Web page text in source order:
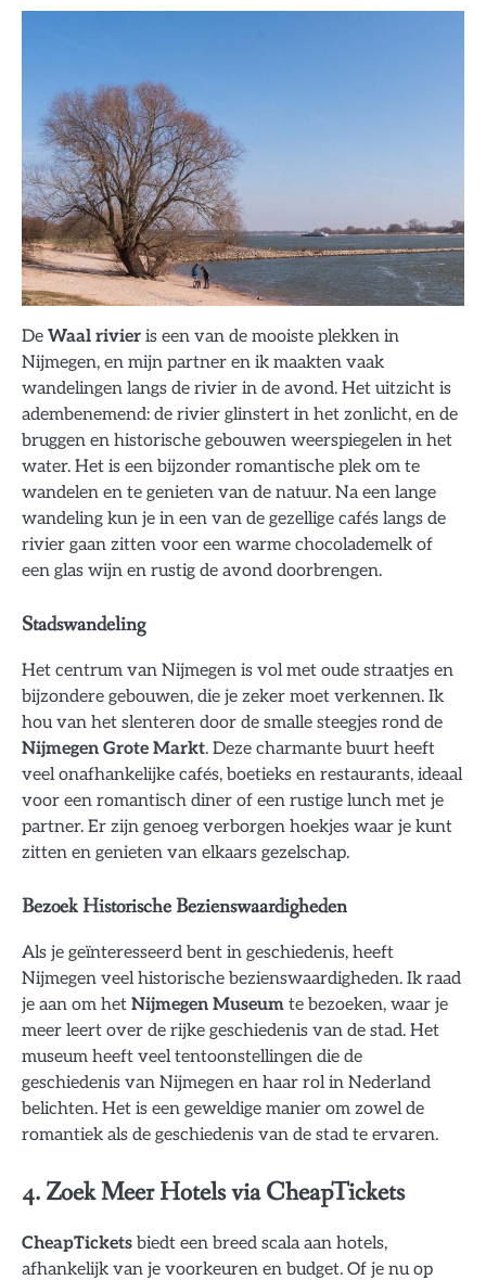
De Waal rivier is een van de mooiste plekken in
Nijmegen, en mijn partner en ik maakten vaak
wandelingen langs de rivier in de avond. Het uitzicht is
adembenemend: de rivier glinstert in het zonlicht, en de
bruggen en historische gebouwen weerspiegelen in het
water. Het is een bijzonder romantische plek om te
wandelen en te genieten van de natuur. Na een lange
wandeling kun je in een van de gezellige cafés langs de
rivier gaan zitten voor een warme chocolademelk of
een glas wijn en rustig de avond doorbrengen.
Stadswandeling
Het centrum van Nijmegen is vol met oude straatjes en
bijzondere gebouwen, die je zeker moet verkennen. Ik
hou van het slenteren door de smalle steegjes rond de
Nijmegen Grote Markt. Deze charmante buurt heeft
veel onafhankelijke cafés, boetieks en restaurants, ideaal
voor een romantisch diner of een rustige lunch met je
partner. Er zijn genoeg verborgen hoekjes waar je kunt
zitten en genieten van elkaars gezelschap.
Bezoek Historische Bezienswaardigheden
Als je geïnteresseerd bent in geschiedenis, heeft
Nijmegen veel historische bezienswaardigheden. Ik raad
je aan om het Nijmegen Museum te bezoeken, waar je
meer leert over de rijke geschiedenis van de stad. Het
museum heeft veel tentoonstellingen die de
geschiedenis van Nijmegen en haar rol in Nederland
belichten. Het is een geweldige manier om zowel de
romantiek als de geschiedenis van de stad te ervaren.
4. Zoek Meer Hotels via CheapTickets
CheapTickets biedt een breed scala aan hotels,
afhankelijk van je voorkeuren en budget. Of je nu op